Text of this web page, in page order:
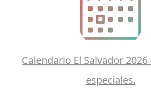
Calendario El Salvador
especiales.